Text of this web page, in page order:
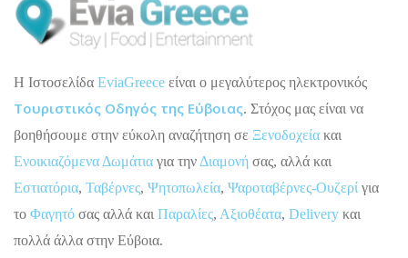
H Ιστοσελίδα EviaGreece είναι ο μεγαλύτερος ηλεκτρονικός
Τουριστικός Οδηγός της Εύβοιας. Στόχος μας είναι να
βοηθήσουμε στην εύκολη αναζήτηση σε Ξενοδοχεία και
Ενοικιαζόμενα Δωμάτια για την Διαμονή σας, αλλά και
Εστιατόρια, Ταβέρνες, Ψητοπωλεία, Ψαροταβέρνες-Ουζερί για
το Φαγητό σας αλλά και Παραλίες, Αξιοθέατα, Delivery και
πολλά άλλα στην Εύβοια.